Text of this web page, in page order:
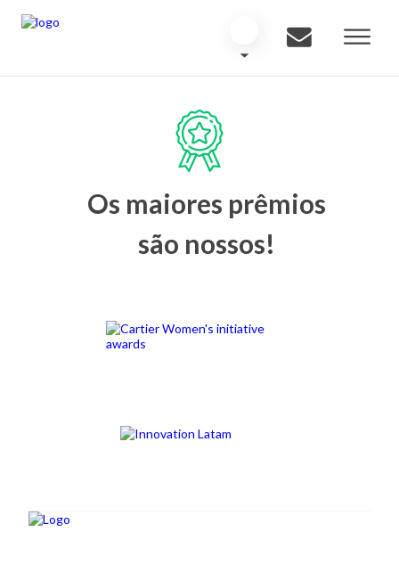
Os maiores prêmios
são nossos!